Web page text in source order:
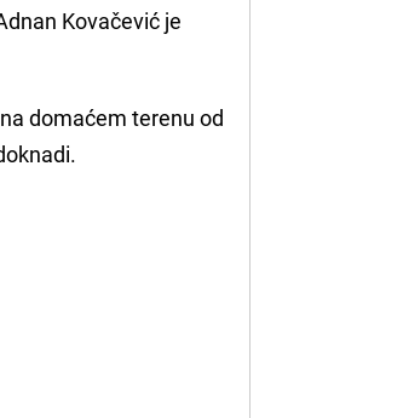
Kovačević je
domaćem terenu od